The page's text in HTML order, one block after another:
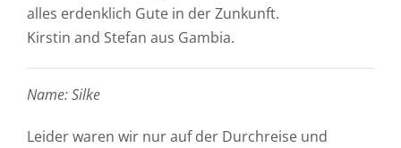
alles erdenklich Gute in der Zunkunft.
Kirstin and Stefan aus Gambia.
Name: Silke
Leider waren wir nur auf der Durchreise und